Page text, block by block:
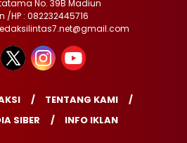
No. 39B Madiun
/HP : 082232445716
TENTANG KAMI
SIBER
INFO IKLAN